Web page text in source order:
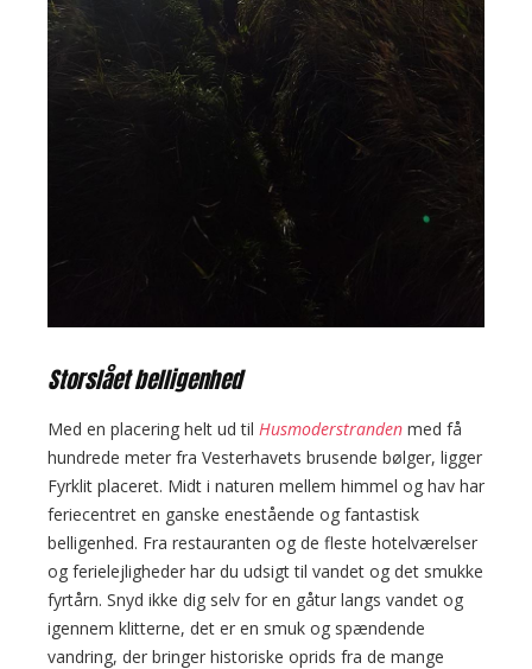
Storslået belligenhed
Med en placering helt ud til Husmoderstranden med få
hundrede meter fra Vesterhavets brusende bølger, ligger
Fyrklit placeret. Midt i naturen mellem himmel og hav har
feriecentret en ganske enestående og fantastisk
belligenhed. Fra restauranten og de fleste hotelværelser
og ferielejligheder har du udsigt til vandet og det smukke
fyrtårn. Snyd ikke dig selv for en gåtur langs vandet og
igennem klitterne, det er en smuk og spændende
vandring, der bringer historiske oprids fra de mange